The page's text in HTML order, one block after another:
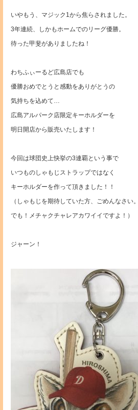
いやもう、マジック1から焦らされました。
3年連続、しかもホームでのリーグ優勝。
待った甲斐がありましたね！
わちふぃーるど広島店でも
優勝おめでとうと感動をありがとうの
気持ちを込めて…
広島アルパーク店限定キーホルダーを
明日開店から販売いたします！
今回は球団史上快挙の3連覇という事で
いつものしゃもじストラップではなく
キーホルダーを作って頂きました！！
（しゃもじを期待していた方、ごめんなさい。
でも！メチャクチャレアカワイイですよ！）
ジャーン！